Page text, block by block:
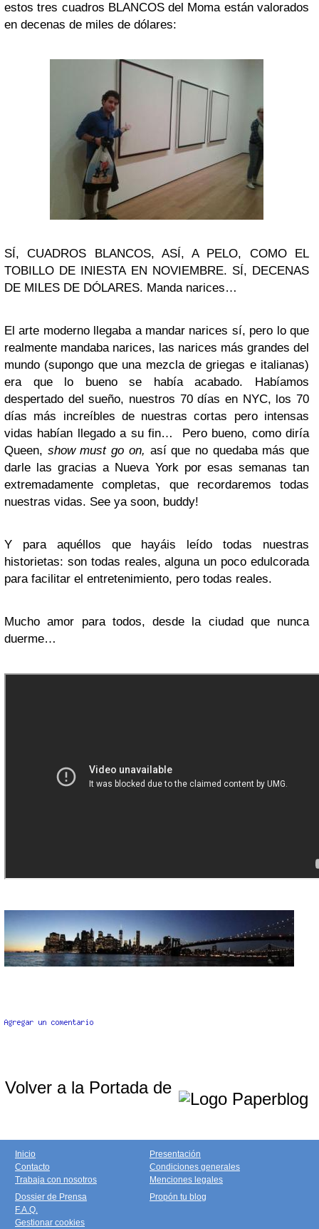
estos tres cuadros BLANCOS del Moma están valorados
en decenas de miles de dólares:
SÍ, CUADROS BLANCOS, ASÍ, A PELO, COMO EL
TOBILLO DE INIESTA EN NOVIEMBRE. SÍ, DECENAS
DE MILES DE DÓLARES. Manda narices…
El arte moderno llegaba a mandar narices sí, pero lo que
realmente mandaba narices, las narices más grandes del
mundo (supongo que una mezcla de griegas e italianas)
era que lo bueno se había acabado. Habíamos
despertado del sueño, nuestros 70 días en NYC, los 70
días más increíbles de nuestras cortas pero intensas
vidas habían llegado a su fin… Pero bueno, como diría
Queen, show must go on, así que no quedaba más que
darle las gracias a Nueva York por esas semanas tan
extremadamente completas, que recordaremos todas
nuestras vidas. See ya soon, buddy!
Y para aquéllos que hayáis leído todas nuestras
historietas: son todas reales, alguna un poco edulcorada
para facilitar el entretenimiento, pero todas reales.
Mucho amor para todos, desde la ciudad que nunca
duerme…
Volver a la Portada de
Inicio
Contacto
Trabaja con nosotros
Presentación
Condiciones generales
Menciones legales
Dossier de Prensa
F.A.Q.
Gestionar cookies
Propón tu blog